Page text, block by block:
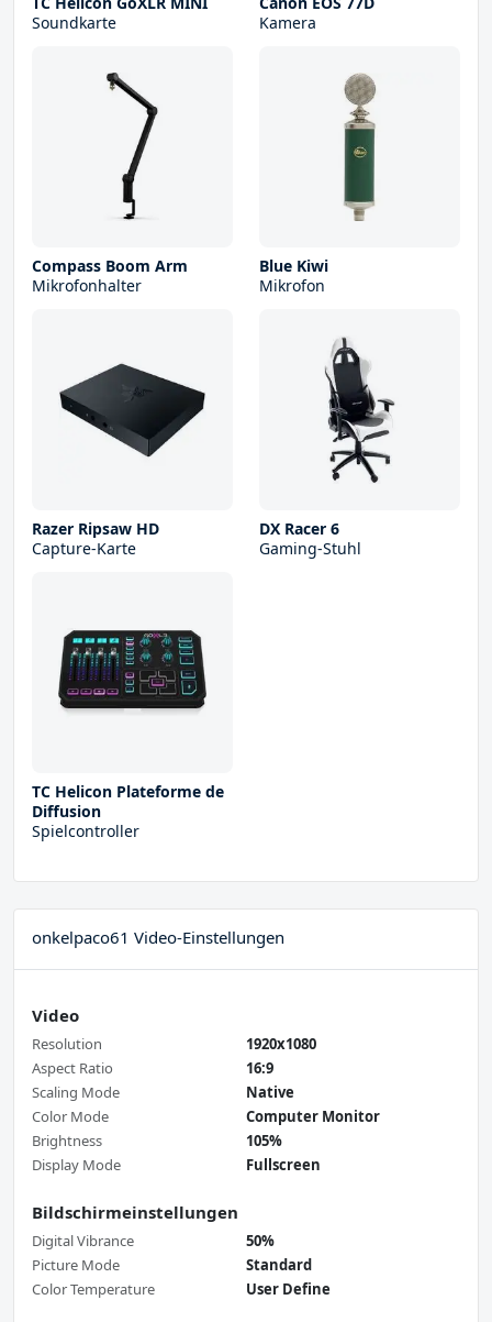
Soundkarte
Kamera
Compass Boom Arm
Mikrofonhalter
Blue Kiwi
Mikrofon
Razer Ripsaw HD
Capture-Karte
DX Racer 6
Gaming-Stuhl
TC Helicon Plateforme de
Diffusion
Spielcontroller
onkelpaco61 Video-Einstellungen
Video
Resolution
1920x1080
Aspect Ratio
16:9
Scaling Mode
Native
Color Mode
Computer Monitor
Brightness
105%
Display Mode
Fullscreen
Bildschirmeinstellungen
Digital Vibrance
50%
Picture Mode
Standard
Color Temperature
User Define